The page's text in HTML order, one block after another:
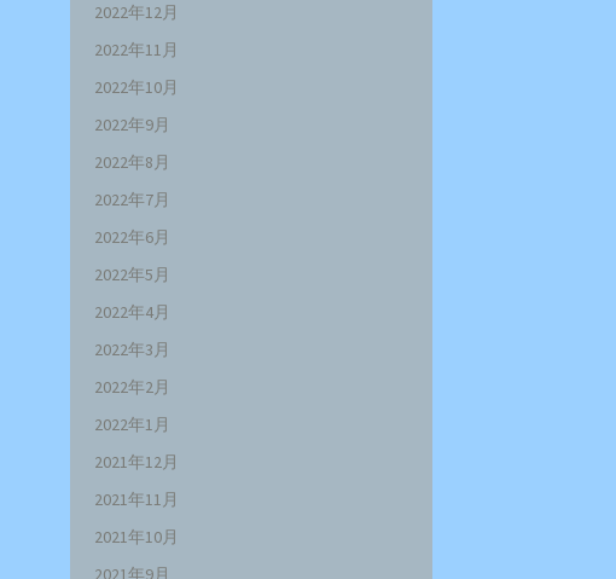
2022年12月
2022年11月
2022年10月
2022年9月
2022年8月
2022年7月
2022年6月
2022年5月
2022年4月
2022年3月
2022年2月
2022年1月
2021年12月
2021年11月
2021年10月
2021年9月